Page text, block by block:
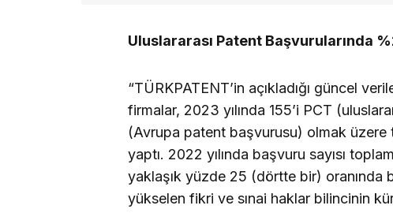
Uluslararası Patent Başvurularında
“TÜRKPATENT’in açıkladığı güncel
firmalar, 2023 yılında 155’i PCT
(Avrupa patent başvurusu) olmak
yaptı. 2022 yılında başvuru sayısı
yaklaşık yüzde 25 (dörtte bir) oranında
yükselen fikri ve sınai haklar bilincinin